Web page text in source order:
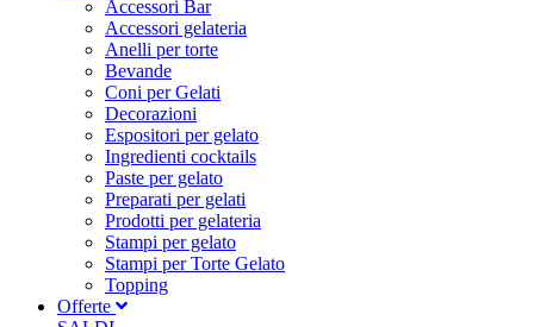
Accessori Bar
Accessori gelateria
Anelli per torte
Bevande
Coni per Gelati
Decorazioni
Espositori per gelato
Ingredienti cocktails
Paste per gelato
Preparati per gelati
Prodotti per gelateria
Stampi per gelato
Stampi per Torte Gelato
Topping
Offerte